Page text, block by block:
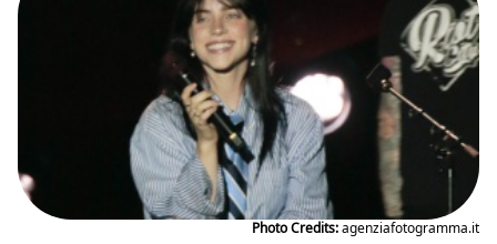
Photo Credits:agenziafotogramma.it